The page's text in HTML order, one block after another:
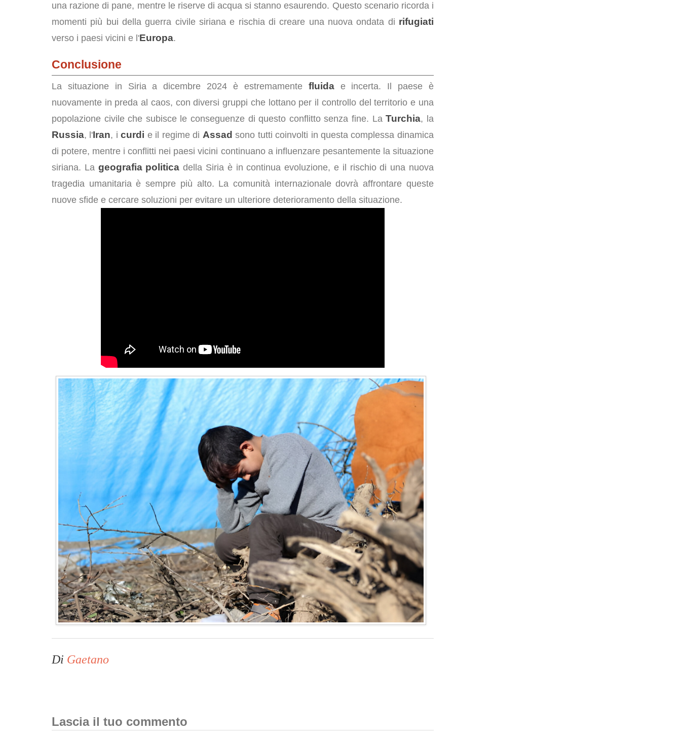
una razione di pane, mentre le riserve di acqua si stanno esaurendo. Questo scenario ricorda i
momenti più bui della guerra civile siriana e rischia di creare una nuova ondata di rifugiati
verso i paesi vicini e l'Europa.
Conclusione
La situazione in Siria a dicembre 2024 è estremamente fluidae incerta. Il paese è
nuovamente in preda al caos, con diversi gruppi che lottano per il controllo del territorio e una
popolazione civile che subisce le conseguenze di questo conflitto senza fine. LaTurchia, la
Russia, l'Iran, icurdi e il regime di Assad sono tutti coinvolti in questa complessa dinamica
di potere, mentre i conflitti nei paesi vicini continuano a influenzare pesantemente la situazione
siriana. La geografia politica della Siria è in continua evoluzione, e il rischio di una nuova
tragedia umanitaria è sempre più alto. La comunità internazionale dovrà affrontare queste
nuove sfide e cercare soluzioni per evitare un ulteriore deterioramento della situazione.
Di Gaetano
Lascia il tuo commento